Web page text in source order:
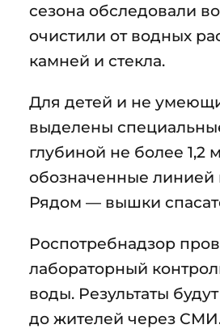
сезона обследовали
очистили от водных
камней и стекла.
Для детей и не
выделены
глубиной не более 1,2
обозначенные линией
Рядом — вышки
Роспотребнадзор
лабораторный
воды. Результаты
до жителей через